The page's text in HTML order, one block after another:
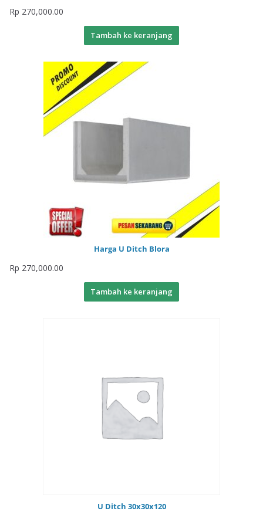
Rp 270,000.00
Tambah ke keranjang
Harga U Ditch Blora
Rp 270,000.00
Tambah ke keranjang
U Ditch 30x30x120